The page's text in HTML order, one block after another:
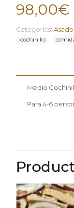
98,00€
Categorías:
cochinillo
Medio
Para 4-6